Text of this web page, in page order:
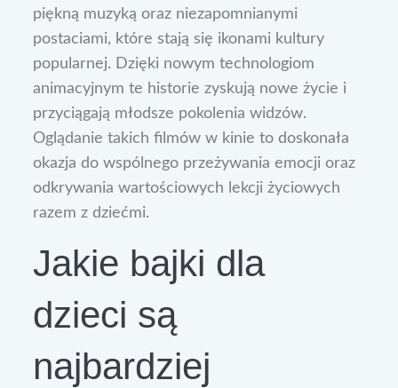
piękną muzyką oraz niezapomnianymi
postaciami, które stają się ikonami kultury
popularnej. Dzięki nowym technologiom
animacyjnym te historie zyskują nowe życie i
przyciągają młodsze pokolenia widzów.
Oglądanie takich filmów w kinie to doskonała
okazja do wspólnego przeżywania emocji oraz
odkrywania wartościowych lekcji życiowych
razem z dziećmi.
Jakie bajki dla
dzieci są
najbardziej